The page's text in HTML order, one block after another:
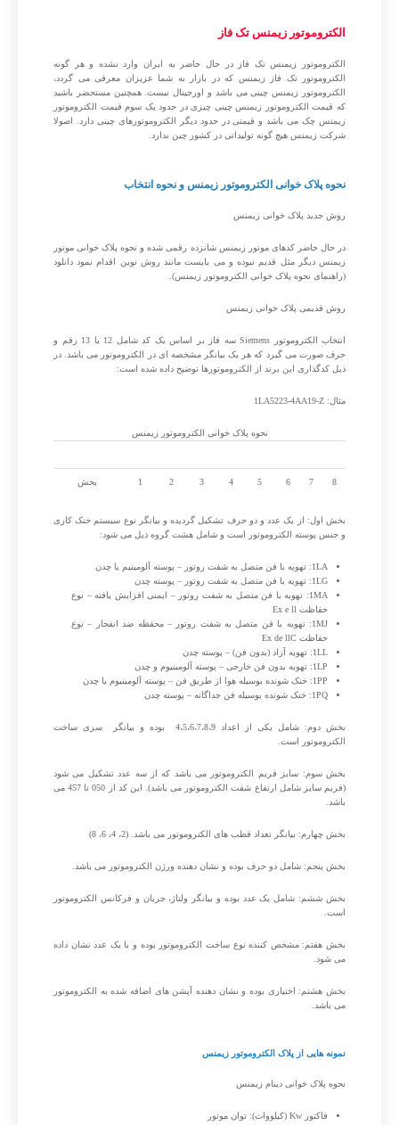
الکتروموتور زیمنس تک فاز
الکتروموتور زیمنس تک فاز در حال حاضر به ایران وارد نشده و هر گونه
الکتروموتور تک فاز زیمنس که در بازار به شما عزیزان معرفی می گردد،
الکتروموتور زیمنس چینی می باشد و اورجینال نیست. همچنین مستحضر باشید
که قیمت الکتروموتور زیمنس چینی چیزی در حدود یک سوم قیمت الکتروموتور
زیمنس چک می باشد و قیمتی در حدود دیگر الکتروموتورهای چینی دارد. اصولا
شرکت زیمنس هیچ گونه تولیداتی در کشور چین ندارد.
نحوه پلاک خوانی الکتروموتور زیمنس و نحوه انتخاب
روش جدید پلاک خوانی زیمنس
در حال حاضر کدهای موتور زیمنس شانزده رقمی شده و نحوه پلاک خوانی موتور
زیمنس دیگر مثل قدیم نبوده و می بایست مانند روش نوین اقدام نمود دانلود
(راهنمای نحوه پلاک خوانی الکتروموتور زیمنس).
روش قدیمی پلاک خوانی زیمنس
انتخاب الکتروموتور Siemens سه فاز بر اساس یک کد شامل 12 یا 13 رقم و
حرف صورت می گیرد که هر یک بیانگر مشخصه ای در الکتروموتور می باشد. در
ذیل کدگذاری این برند از الکتروموتورها توضیح داده شده است:
مثال: 1LA5223-4AA19-Z
نحوه پلاک خوانی الکتروموتور زیمنس
8
7
6
5
4
3
2
1 بخش
بخش اول: از یک عدد و دو حرف تشکیل گردیده و بیانگر نوع سیستم خنک کاری
و جنس پوسته الکتروموتور است و شامل هشت گروه ذیل می شود:
1LA: تهویه با فن متصل به شفت روتور – پوسته آلومینیم یا چدن
1LG: تهویه با فن متصل به شفت روتور – پوسته چدن
1MA: تهویه با فن متصل به شفت روتور – ایمنی افزایش یافته – نوع
حفاظت Ex e ll
1MJ: تهویه با فن متصل به شفت روتور – محفظه ضد انفجار – نوع
حفاظت Ex de llC
1LL: تهویه آزاد (بدون فن) – پوسته چدن
1LP: تهویه بدون فن خارجی – پوسته آلومینیوم و چدن
1PP: خنک شونده بوسیله هوا از طریق فن – پوسته آلومینیوم یا چدن
1PQ: خنک شونده بوسیله فن جداگانه – پوسته چدن
بخش دوم: شامل یکی از اعداد 4،5،6،7،8،9 بوده و بیانگر سری ساخت
الکتروموتور است.
بخش سوم: سایز فریم الکتروموتور می باشد که از سه عدد تشکیل می شود
(فریم سایز شامل ارتفاع شفت الکتروموتور می باشد). این کد از 050 تا 457 می
باشد.
بخش چهارم: بیانگر تعداد قطب های الکتروموتور می باشد. (2، 4، 6، 8)
بخش پنجم: شامل دو حرف بوده و نشان دهنده ورژن الکتروموتور می باشد.
بخش ششم: شامل یک عدد بوده و بیانگر ولتاژ، جریان و فرکانس الکتروموتور
است.
بخش هفتم: مشخص کننده نوع ساخت الکتروموتور بوده و با یک عدد نشان داده
می شود.
بخش هشتم: اختیاری بوده و نشان دهنده آپشن های اضافه شده به الکتروموتور
می باشد.
نمونه هایی از پلاک الکتروموتور زیمنس
نحوه پلاک خوانی دینام زیمنس
فاکتور Kw (کیلووات): توان موتور